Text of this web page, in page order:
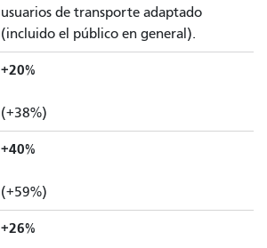
usuarios de transporte adaptado
(incluido el público en general).
+20%
(+38%)
+40%
(+59%)
+26%